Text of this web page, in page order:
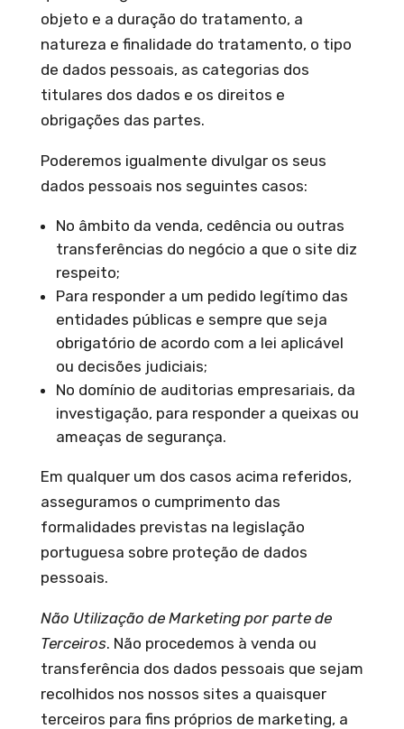
objeto e a duração do tratamento, a
natureza e finalidade do tratamento, o tipo
de dados pessoais, as categorias dos
titulares dos dados e os direitos e
obrigações das partes.
Poderemos igualmente divulgar os seus
dados pessoais nos seguintes casos:
No âmbito da venda, cedência ou outras
transferências do negócio a que o site diz
respeito;
Para responder a um pedido legítimo das
entidades públicas e sempre que seja
obrigatório de acordo com a lei aplicável
ou decisões judiciais;
No domínio de auditorias empresariais, da
investigação, para responder a queixas ou
ameaças de segurança.
Em qualquer um dos casos acima referidos,
asseguramos o cumprimento das
formalidades previstas na legislação
portuguesa sobre proteção de dados
pessoais.
Não Utilização de Marketing por parte de
Terceiros. Não procedemos à venda ou
transferência dos dados pessoais que sejam
recolhidos nos nossos sites a quaisquer
terceiros para fins próprios de marketing, a